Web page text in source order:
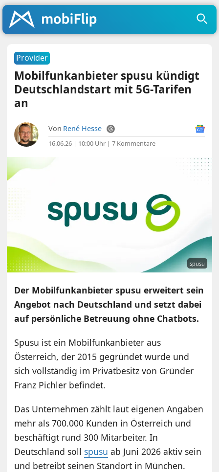
Provider
Mobilfunkanbieter spusu kündigt
Deutschlandstart mit 5G-Tarifen
an
Von René Hesse
16.06.26 | 10:00 Uhr |7 Kommentare
spusu
Der Mobilfunkanbieter spusu erweitert sein
Angebot nach Deutschland und setzt dabei
auf persönliche Betreuung ohne Chatbots.
Spusu ist ein Mobilfunkanbieter aus
Österreich, der 2015 gegründet wurde und
sich vollständig im Privatbesitz von Gründer
Franz Pichler befindet.
Das Unternehmen zählt laut eigenen Angaben
mehr als 700.000 Kunden in Österreich und
beschäftigt rund 300 Mitarbeiter. In
Deutschland soll spusu ab Juni 2026 aktiv sein
und betreibt seinen Standort in München.